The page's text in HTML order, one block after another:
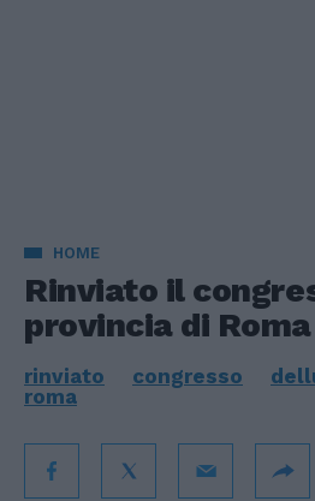
HOME
Rinviato il
provincia di Roma
rinviato congresso
roma